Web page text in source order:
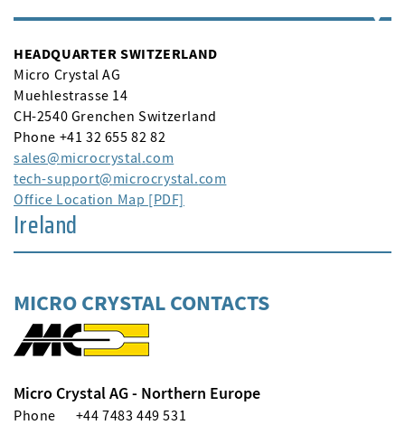
HEADQUARTER SWITZERLAND
Micro Crystal AG
Muehlestrasse 14
CH-2540 Grenchen Switzerland
Phone +41 32 655 82 82
sales
microcrystal com
tech-support
microcrystal com
Office Location Map [PDF]
Ireland
MICRO CRYSTAL CONTACTS
Micro Crystal AG - Northern Europe
Phone
+44 7483 449 531